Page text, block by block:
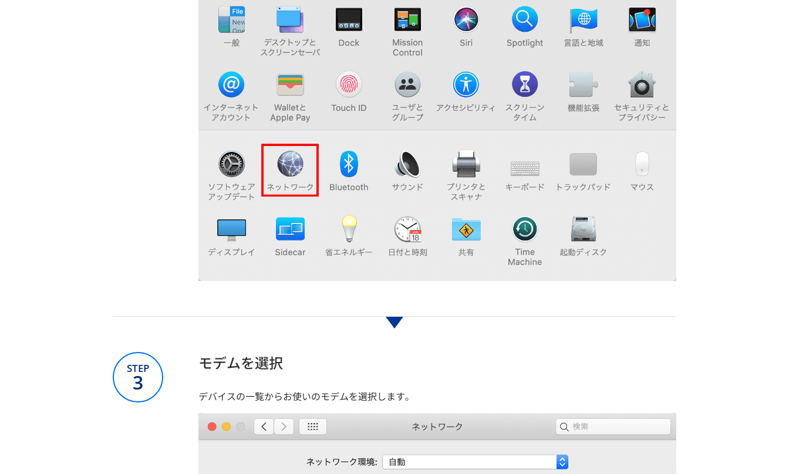
STEP
3
モデムを選択
デバイスの一覧からお使いのモデムを選択します。